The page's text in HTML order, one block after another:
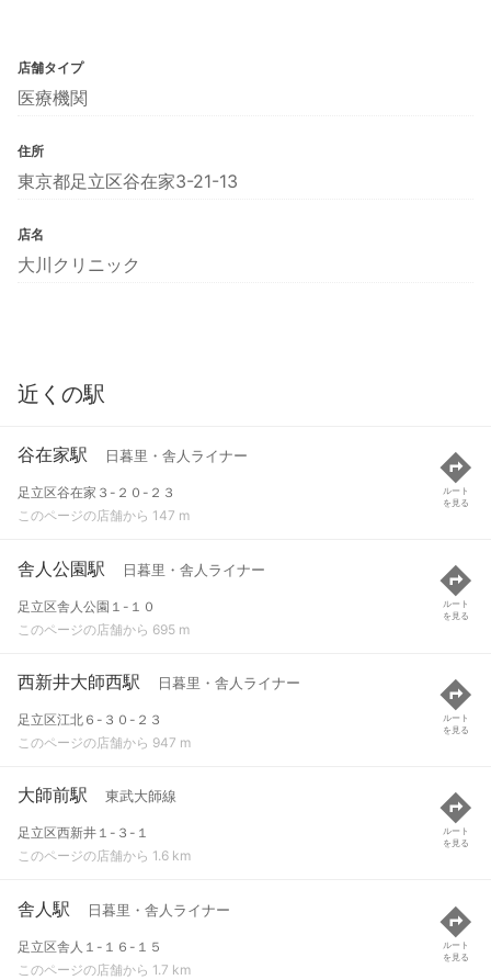
店舗タイプ
医療機関
住所
東京都足立区谷在家3-21-13
店名
大川クリニック
近くの駅
谷在家駅 日暮里・舎人ライナー
足立区谷在家３-２０-２３
このページの店舗から 147 m
ルート
を見る
舎人公園駅 日暮里・舎人ライナー
足立区舎人公園１-１０
このページの店舗から 695 m
ルート
を見る
西新井大師西駅 日暮里・舎人ライナー
足立区江北６-３０-２３
このページの店舗から 947 m
ルート
を見る
大師前駅 東武大師線
足立区西新井１-３-１
このページの店舗から 1.6 km
ルート
を見る
舎人駅 日暮里・舎人ライナー
足立区舎人１-１６-１５
このページの店舗から 1.7 km
ルート
を見る